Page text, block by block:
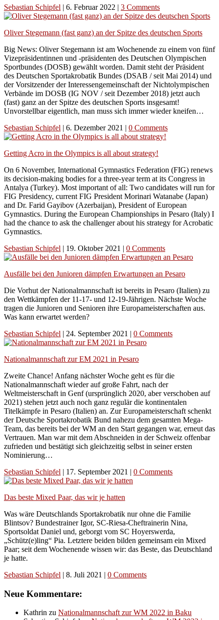
Sebastian Schipfel | 6. Februar 2022 | 3 Comments
Oliver Stegemann (fast ganz) an der Spitze des deutschen Sports
Big News: Oliver Stegemann ist am Wochenende zu einem von fünf
Vizepräsidentinnen und -präsidenten des Deutschen Olympischen
Sportbundes (DOSB) gewählt worden. Damit steht der Präsident
des Deutschen Sportakrobatik Bundes (DSAB / seit Mai 2014) und
der Vorsitzender der Interessengemeinschaft der Nichtolympischen
Verbände im DOSB (IG NOV / seit Dezember 2018) jetzt auch
(fast) ganz an der Spitze des deutschen Sports insgesamt!
Unvorstellbar eigentlich, man muss sich immer wieder kneifen…
Sebastian Schipfel | 6. Dezember 2021 | 0 Comments
Getting Acro in the Olympics is all about strategy!
On 6 November, International Gymnastics Federation (FIG) renews
its decision-making bodies for a three-year term at its Congress in
Antalya (Turkey). Most important of all: Two candidates will run for
FIG Presidency, current FIG President Morinari Watanabe (Japan)
and Dr. Farid Gayibov (Azerbaijan), President of European
Gymnastics. During the European Championships in Pesaro (Italy) I
had the chance to ask the challenger about his strategy for Acrobatic
Gymnastics.
Sebastian Schipfel | 19. Oktober 2021 | 0 Comments
Ausfälle bei den Junioren dämpfen Erwartungen an Pesaro
Die Vorhut der Nationalmannschaft ist bereits in Pesaro (Italien) zu
den Wettkämpfen der 11-17- und 12-19-Jährigen. Nächste Woche
tragen die Junioren und Senioren ihre Europameisterschaften aus.
Was kann erwartet werden?
Sebastian Schipfel | 24. September 2021 | 0 Comments
Nationalmannschaft zur EM 2021 in Pesaro
Zweite Chance! Anfang nächster Woche geht es für die
Nationalmannschaft wieder auf große Fahrt, nach der
Weltmeisterschaft in Genf (ursprünglich 2020, aber verschoben auf
2021) stehen jetzt auch noch ganz regulär die kontinentalen
Titelkämpfe in Pesaro (Italien) an. Zur Europameisterschaft schenkt
der Deutsche Sportakrobatik Bund nahezu dem gesamten Mega-
Team, das bereits bei der WM an den Start gegangen war, erneut das
Vertrauen. Man war mit dem Abschneiden in der Schweiz offenbar
zufrieden und bestätigt sich gleichzeitig selbst in seiner ersten
Nominierung…
Sebastian Schipfel | 17. September 2021 | 0 Comments
Das beste Mixed Paar, das wir je hatten
Was wäre Deutschlands Sportakrobatik nur ohne die Familie
Blintsov? Bundestrainer Igor, SC-Riesa-Cheftrainerin Nina,
Sportsoldat Daniel und, geborgt vom SC Hoyerswerda,
„Schütz(e)ling“ Pia. Letztere beiden bilden gemeinsam ein Mixed
Paar; seit dem Wochenende wissen wir: das Beste, das Deutschland
je hatte.
Sebastian Schipfel | 8. Juli 2021 | 0 Comments
Neue Kommentare:
Kathrin zu Nationalmannschaft zur WM 2022 in Baku